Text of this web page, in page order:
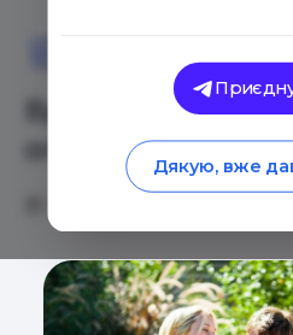
атмосфера в
Дякую, вже